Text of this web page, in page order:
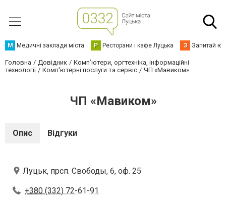
М Медичні заклади міста Р Ресторани і кафе Луцька З Запитай
Головна Довідник
Комп’ютери, оргтехніка, інформаційні
технології
Комп'ютерні послуги та сервіс ЧП «Мавиком»
ЧП «Мавиком»
Опис Відгуки
Луцьк, прсп. Свободы, 6, оф. 25
+380 (332) 72-61-91